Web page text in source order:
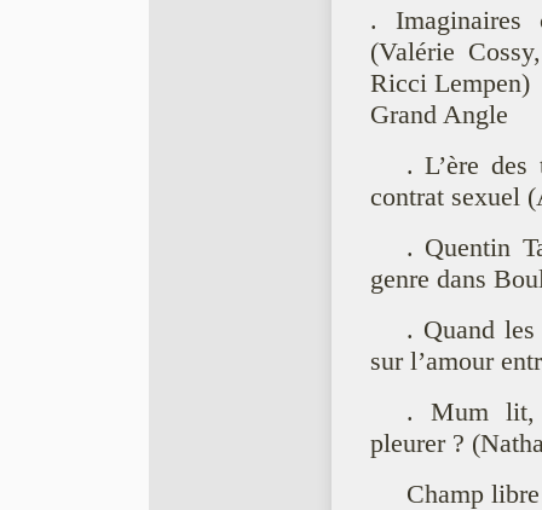
. Imaginaires
(Valérie
Ricci Lempen)
Grand Angle
. L’ère
contrat sexuel
. Quentin
genre dans
. Quand
sur l’amour
. Mum lit,
pleurer ?
Champ libre